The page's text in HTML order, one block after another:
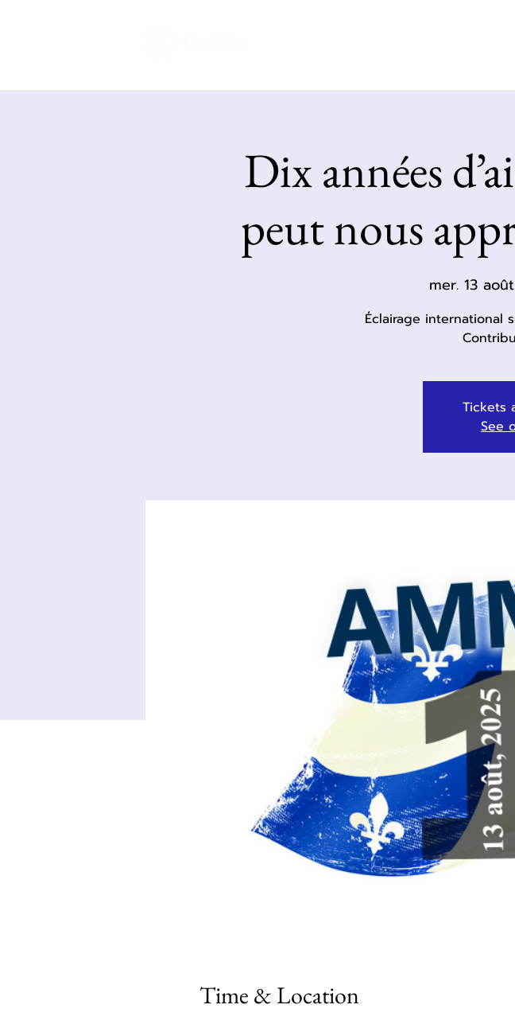
Dix années
peut nous
mer. 13 août
Éclairage international
Tickets
See
Time & Location